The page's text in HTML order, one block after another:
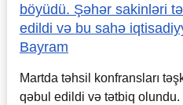
böyüdü. Şəhər sakinləri
edildi və bu sahə
Bayram
Martda təhsil konfransları
qəbul edildi və tətbiq